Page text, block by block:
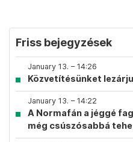
Friss bejegyzések
January 13. – 14:26
Közvetítésünket
January 13. – 14:22
A Normafán a jéggé
még csúszósabbá